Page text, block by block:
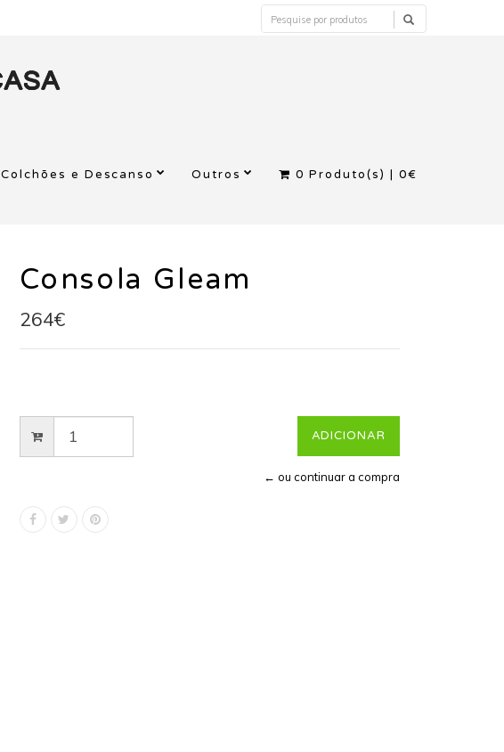
Colchões e Descanso Outros 0 Produto(s) |0€
Consola Gleam
264€
← ou continuar a compra